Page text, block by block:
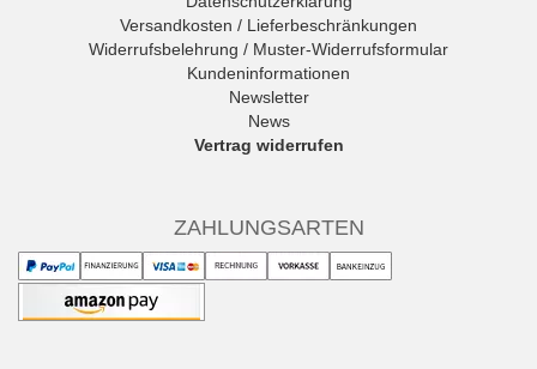
Versandkosten / Lieferbeschränkungen
Widerrufsbelehrung / Muster-Widerrufsformular
Kundeninformationen
Newsletter
News
Vertrag widerrufen
ZAHLUNGSARTEN